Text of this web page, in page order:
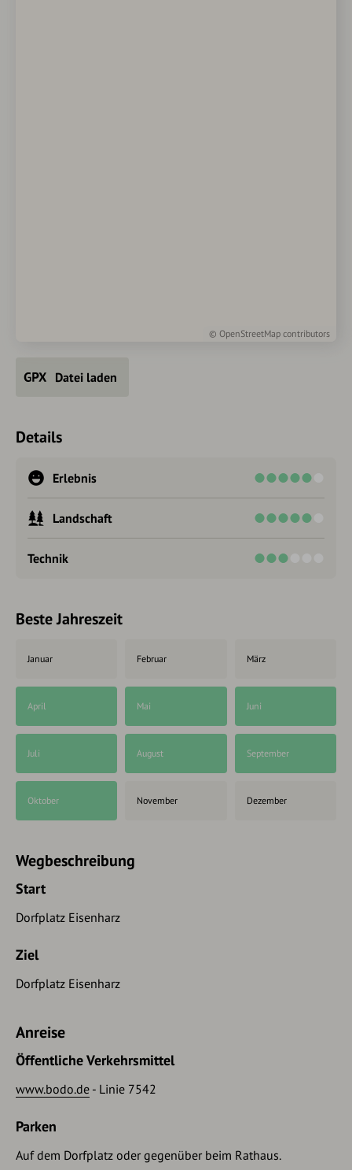
© OpenStreetMap contributors
Datei laden
Details
Erlebnis
Landschaft
Technik
Beste Jahreszeit
Januar Februar März
April Mai Juni
Juli August September
Oktober November Dezember
Wegbeschreibung
Start
Dorfplatz Eisenharz
Ziel
Dorfplatz Eisenharz
Anreise
Öffentliche Verkehrsmittel
www.bodo.de - Linie 7542
Parken
Auf dem Dorfplatz oder gegenüber beim Rathaus.